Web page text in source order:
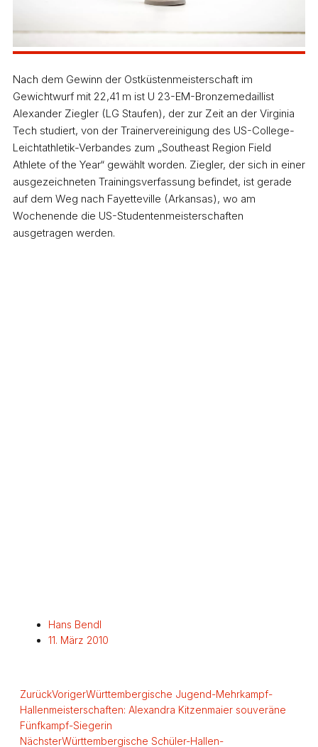
Nach dem Gewinn der Ostküstenmeisterschaft im
Gewichtwurf mit 22,41 m ist U 23-EM-Bronzemedaillist
Alexander Ziegler (LG Staufen), der zur Zeit an der Virginia
Tech studiert, von der Trainervereinigung des US-College-
Leichtathletik-Verbandes zum „Southeast Region Field
Athlete of the Year“ gewählt worden. Ziegler, der sich in einer
ausgezeichneten Trainingsverfassung befindet, ist gerade
auf dem Weg nach Fayetteville (Arkansas), wo am
Wochenende die US-Studentenmeisterschaften
ausgetragen werden.
Hans Bendl
11. März 2010
ZurückVorigerWürttembergische Jugend-Mehrkampf-
Hallenmeisterschaften: Alexandra Kitzenmaier souveräne
Fünfkampf-Siegerin
NächsterWürttembergische Schüler-Hallen-